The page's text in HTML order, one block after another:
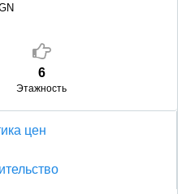
6
Этажность
цен